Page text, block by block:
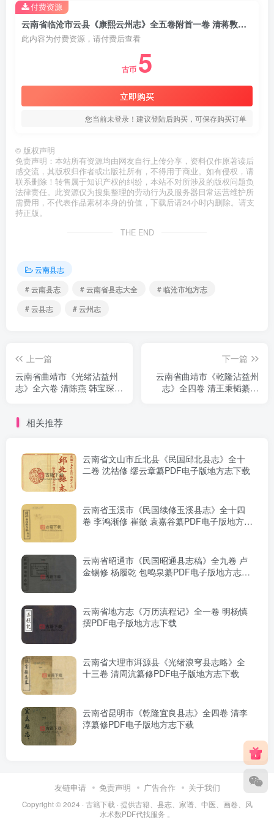
云南省临沧市云县《康熙云州志》全五卷附首一卷 清蒋斆修 王錩纂PDF电子版地方志下载
此内容为付费资源，请付费后查看
古币 5
立即购买
您当前未登录！建议登陆后购买，可保存购买订单
付费资源
© 版权声明
免责声明：本站所有资源均由网友自行上传分享，资料仅作原著读后
感交流，其版权归作者或出版社所有，不得用于商业。如有侵权，请
联系删除！转售属于知识产权的纠纷，本站不对所涉及的版权问题负
法律责任。此资源仅为搜集整理的劳动行为及服务器日常运营维护所
需费用，不代表作品素材本身的价值，下载后请24小时内删除。请支
持正版。
THE END
云南县志
# 云南县志
# 云南省县志大全
# 临沧市地方志
# 云县志
# 云州志
上一篇
云南省曲靖市《光绪沾益州
志》全六卷 清陈燕 韩宝琛修
下一篇
云南省曲靖市《乾隆沾益州
志》全四卷 清王秉韬纂修
相关推荐
云南省文山市丘北县《民国邱北县志》全十
二卷 沈祜修 缪云章纂PDF电子版地方志下载
云南省玉溪市《民国续修玉溪县志》全十四
卷 李鸿渐修 崔徵 袁嘉谷纂PDF电子版地方志
云南省昭通市《民国昭通县志稿》全九卷 卢
金锡修 杨履乾 包鸣泉纂PDF电子版地方志下
云南省地方志《万历滇程记》全一卷 明杨慎
撰PDF电子版地方志下载
云南省大理市洱源县《光绪浪穹县志略》全
十三卷 清周沆纂修PDF电子版地方志下载
云南省昆明市《乾隆宜良县志》全四卷 清李
淳纂修PDF电子版地方志下载
友链申请 免责声明 广告合作 关于我们
Copyright © 2024 · 古籍下载 · 提供古籍、县志、家谱、中医、画卷、风
水术数PDF代找服务 。